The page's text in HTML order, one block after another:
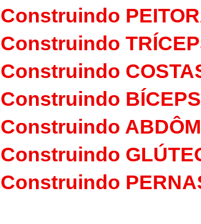
Construindo
Construindo
Construindo
Construindo
Construindo
Construindo
Construindo